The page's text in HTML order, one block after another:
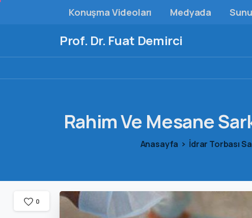
Konuşma Videoları Medyada
Prof. Dr. Fuat Demirci
RahimVe Mesane
Anasayfa İdrar Torbası
0